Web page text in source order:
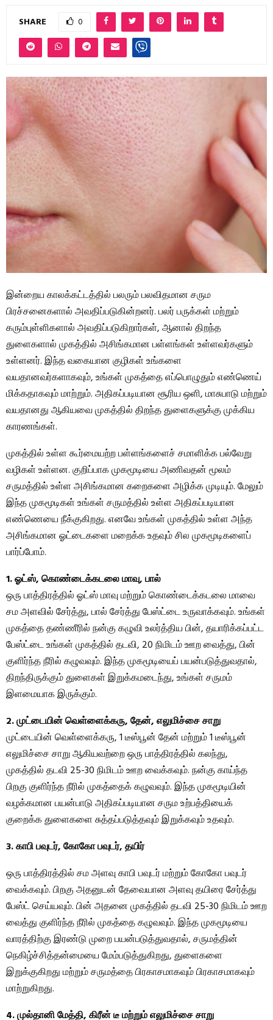
SHARE 0
இன்றைய காலக்கட்டத்தில் பலரும் பலவிதமான சரும
பிரச்சனைகளால் அவதிப்படுகின்றனர். பலர் பருக்கள் மற்றும்
கரும்புள்ளிகளால் அவதிப்படுகிறார்கள், ஆனால் திறந்த
துளைகளால் முகத்தில் அசிங்கமான பள்ளங்கள் உள்ளவர்களும்
உள்ளனர். இந்த வகையான குழிகள் உங்களை
வயதானவர்களாகவும், உங்கள் முகத்தை எப்பொழுதும் எண்ணெய்
மிக்கதாகவும் மாற்றும். அதிகப்படியான சூரிய ஒளி, மாசுபாடு மற்றும்
வயதானது ஆகியவை முகத்தில் திறந்த துளைகளுக்கு முக்கிய
காரணங்கள்.
முகத்தில் உள்ள கூர்மையற்ற பள்ளங்களைச் சமாளிக்க பல்வேறு
வழிகள் உள்ளன. குறிப்பாக முகமூடியை அணிவதன் மூலம்
சருமத்தில் உள்ள அசிங்கமான கறைகளை அழிக்க முடியும். மேலும்
இந்த முகமூடிகள் உங்கள் சருமத்தில் உள்ள அதிகப்படியான
எண்ணெயை நீக்குகிறது. எனவே உங்கள் முகத்தில் உள்ள அந்த
அசிங்கமான ஓட்டைகளை மறைக்க உதவும் சில முகமூடிகளைப்
பார்ப்போம்.
1. ஓட்ஸ், கொண்டைக்கடலை மாவு, பால்
ஒரு பாத்திரத்தில் ஓட்ஸ் மாவு மற்றும் கொண்டைக்கடலை மாவை
சம அளவில் சேர்த்து, பால் சேர்த்து பேஸ்ட்டை உருவாக்கவும். உங்கள்
முகத்தை தண்ணீரில் நன்கு கழுவி உலர்த்திய பின், தயாரிக்கப்பட்ட
பேஸ்ட்டை உங்கள் முகத்தில் தடவி, 20 நிமிடம் ஊற வைத்து, பின்
குளிர்ந்த நீரில் கழுவவும். இந்த முகமூடியைப் பயன்படுத்துவதால்,
திறந்திருக்கும் துளைகள் இறுக்கமடைந்து, உங்கள் சருமம்
இளமையாக இருக்கும்.
2. முட்டையின் வெள்ளைக்கரு, தேன், எலுமிச்சை சாறு
முட்டையின் வெள்ளைக்கரு, 1 டீஸ்பூன் தேன் மற்றும் 1 டீஸ்பூன்
எலுமிச்சை சாறு ஆகியவற்றை ஒரு பாத்திரத்தில் கலந்து,
முகத்தில் தடவி 25-30 நிமிடம் ஊற வைக்கவும். நன்கு காய்ந்த
பிறகு குளிர்ந்த நீரில் முகத்தைக் கழுவவும். இந்த முகமூடியின்
வழக்கமான பயன்பாடு அதிகப்படியான சரும உற்பத்தியைக்
குறைக்க துளைகளை சுத்தப்படுத்தவும் இறுக்கவும் உதவும்.
3. காபி பவுடர், கோகோ பவுடர், தயிர்
ஒரு பாத்திரத்தில் சம அளவு காபி பவுடர் மற்றும் கோகோ பவுடர்
வைக்கவும். பிறகு அதனுடன் தேவையான அளவு தயிரை சேர்த்து
பேஸ்ட் செய்யவும். பின் அதனை முகத்தில் தடவி 25-30 நிமிடம் ஊற
வைத்து குளிர்ந்த நீரில் முகத்தை கழுவவும். இந்த முகமூடியை
வாரத்திற்கு இரண்டு முறை பயன்படுத்துவதால், சருமத்தின்
நெகிழ்ச்சித்தன்மையை மேம்படுத்துகிறது, துளைகளை
இறுக்குகிறது மற்றும் சருமத்தை பிரகாசமாகவும் பிரகாசமாகவும்
மாற்றுகிறது.
4. முல்தானி மேத்தி, கிரீன் டீ மற்றும் எலுமிச்சை சாறு